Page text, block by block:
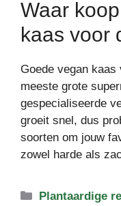
Waar
kaas voor
Goede vegan kaas
meeste grote
gespecialiseerde
groeit snel, dus
soorten om jouw
zowel harde als
Categorieën
Plantaardige